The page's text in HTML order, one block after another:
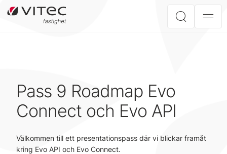
Pass 9 Roadmap Evo
Connect och Evo API
Välkommen till ett presentationspass där vi blickar framåt
kring Evo API och Evo Connect.